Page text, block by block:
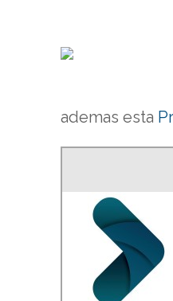
ademas esta